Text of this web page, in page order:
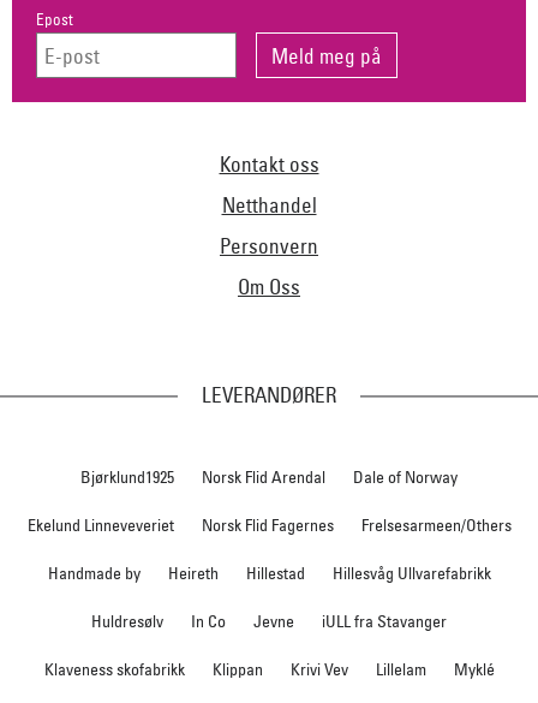
Epost
Kontakt oss
Netthandel
Personvern
Om Oss
LEVERANDØRER
Bjørklund1925 Norsk Flid Arendal Dale of Norway
Ekelund Linneveveriet Norsk Flid Fagernes Frelsesarmeen/Others
Handmade by Heireth Hillestad Hillesvåg Ullvarefabrikk
Huldresølv In Co Jevne iULL fra Stavanger
Klaveness skofabrikk Klippan Krivi Vev Lillelam Myklé